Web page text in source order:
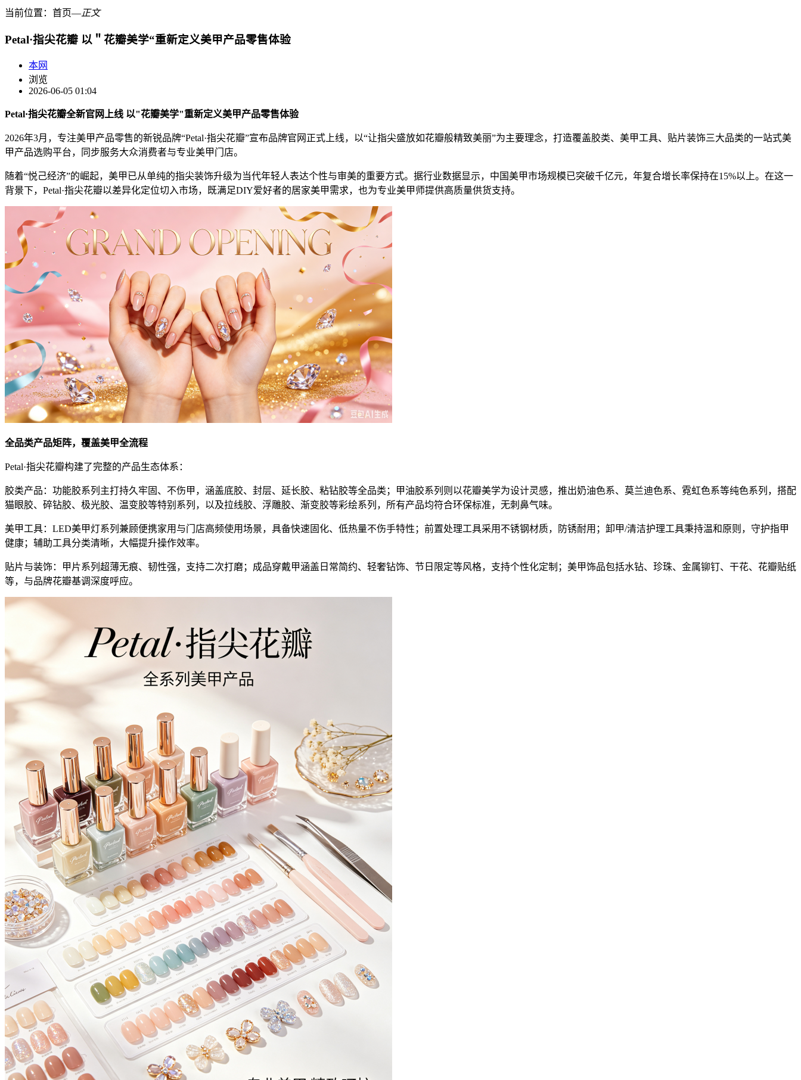
当前位置： 首页―正文
Petal·指尖花瓣 以＂花瓣美学“重新定义美甲产品零售体验
本网
浏览
2026-06-05 01:04
Petal·指尖花瓣全新官网上线 以"花瓣美学"重新定义美甲产品零售体验
2026年3月，专注美甲产品零售的新锐品牌“Petal·指尖花瓣”宣布品牌官网正式上线，以“让指尖盛放如花瓣般精致美丽”为主要理念，打造覆盖胶类、美甲工具、贴片装饰三大品类的一站式美
甲产品选购平台，同步服务大众消费者与专业美甲门店。
随着“悦己经济”的崛起，美甲已从单纯的指尖装饰升级为当代年轻人表达个性与审美的重要方式。据行业数据显示，中国美甲市场规模已突破千亿元，年复合增长率保持在15%以上。在这一
背景下，Petal·指尖花瓣以差异化定位切入市场，既满足DIY爱好者的居家美甲需求，也为专业美甲师提供高质量供货支持。
全品类产品矩阵，覆盖美甲全流程
Petal·指尖花瓣构建了完整的产品生态体系：
胶类产品：功能胶系列主打持久牢固、不伤甲，涵盖底胶、封层、延长胶、粘钻胶等全品类；甲油胶系列则以花瓣美学为设计灵感，推出奶油色系、莫兰迪色系、霓虹色系等纯色系列，搭配
猫眼胶、碎钻胶、极光胶、温变胶等特别系列，以及拉线胶、浮雕胶、渐变胶等彩绘系列，所有产品均符合环保标准，无刺鼻气味。
美甲工具：LED美甲灯系列兼顾便携家用与门店高频使用场景，具备快速固化、低热量不伤手特性；前置处理工具采用不锈钢材质，防锈耐用；卸甲/清洁护理工具秉持温和原则，守护指甲
健康；辅助工具分类清晰，大幅提升操作效率。
贴片与装饰：甲片系列超薄无痕、韧性强，支持二次打磨；成品穿戴甲涵盖日常简约、轻奢钻饰、节日限定等风格，支持个性化定制；美甲饰品包括水钻、珍珠、金属铆钉、干花、花瓣贴纸
等，与品牌花瓣基调深度呼应。